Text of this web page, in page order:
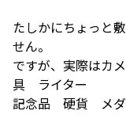
たしかにちょっと
せん。
ですが、実際は
具 ライター
記念品 硬貨 メ